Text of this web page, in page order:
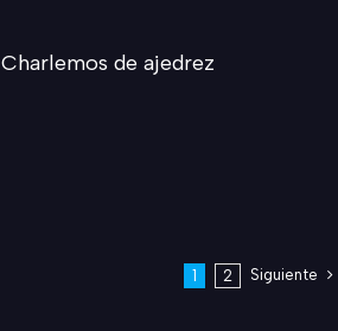
Charlemos de ajedrez
1 2 Siguiente